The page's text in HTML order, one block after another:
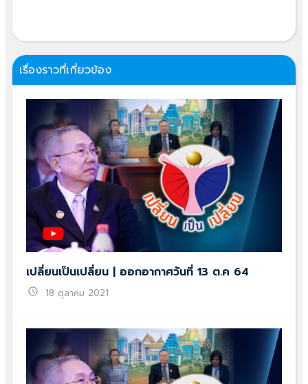
เรื่องราวที่เกี่ยวข้อง
เปลี่ยนเป็นเปลี่ยน | ออกอากาศวันที่ 13 ต.ค 64
schedule 18 ตุลาคม 2021